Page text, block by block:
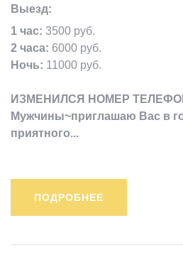
Выезд:
1 час: 3500 руб.
2 часа: 6000 руб.
Ночь: 11000 руб.
ИЗМЕНИЛСЯ НОМЕР
Мужчины~приглашаю Вас в
приятного...
ПОДРОБНЕЕ